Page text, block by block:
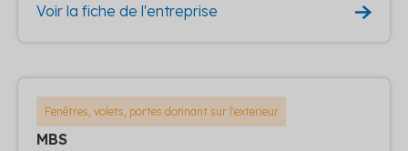
Voir la fiche de l'entreprise
Fenêtres, volets, portes donnant sur l'exterieur
MBS